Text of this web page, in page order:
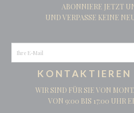
ABONNIERE JETZT
UND VERPASSE KEINE
KONTAKTIEREN
WIR SIND FÜR SIE VON
VON 9:00 BIS 17:00 UHR